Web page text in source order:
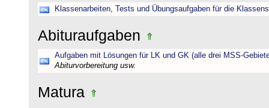
Klassenarbeiten, Tests und Übungsaufgaben für die
Abituraufgaben
Aufgaben mit Lösungen für LK und GK (alle drei MSS-
Abiturvorbereitung usw.
Matura